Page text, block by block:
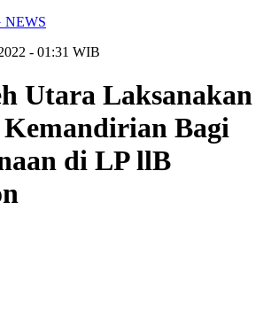
- 01:31 WIB
Utara Laksanakan
Bagi
di LP llB